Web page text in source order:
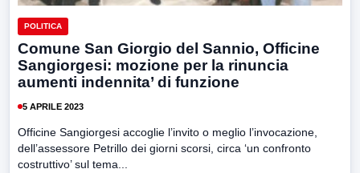
POLITICA
Comune San Giorgio del Sannio, Officine
Sangiorgesi: mozione per la rinuncia
aumenti indennita’ di funzione
5 APRILE 2023
Officine Sangiorgesi accoglie l’invito o meglio l’invocazione,
dell’assessore Petrillo dei giorni scorsi, circa ‘un confronto
costruttivo’ sul tema...